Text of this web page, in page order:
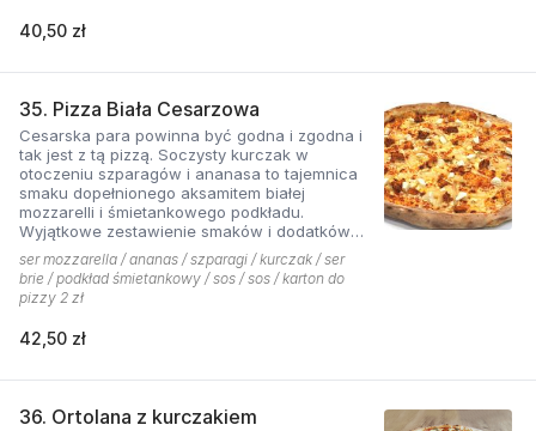
40,50 zł
35. Pizza Biała Cesarzowa
Cesarska para powinna być godna i zgodna i
tak jest z tą pizzą. Soczysty kurczak w
otoczeniu szparagów i ananasa to tajemnica
smaku dopełnionego aksamitem białej
mozzarelli i śmietankowego podkładu.
Wyjątkowe zestawienie smaków i dodatków
które tworzą jedną z najchętniej zamawianych
pizzy z menu pizzerii Hyyper
ser mozzarella / ananas / szparagi / kurczak / ser
brie / podkład śmietankowy / sos / sos / karton do
pizzy 2 zł
42,50 zł
36. Ortolana z kurczakiem